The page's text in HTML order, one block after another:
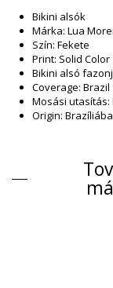
Bikini alsók
Márka: Lua
Szín: Fekete
Print: Solid Color
Bikini alsó
Coverage:
Mosási
Origin:
Kompozíció:
Lining: 88%
Osztály: Nő,
Csomag